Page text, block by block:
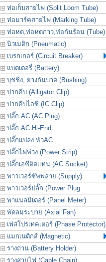
ท่อเก็บสายไฟ (Split Loom Tube)
ท่อมาร์คสายไฟ (Marking Tube)
ท่อหด,ท่อหดกาว,ท่อกันร้อน (Tube)
นิวเมติก (Pneumatic)
เบรกเกอร์ (Circuit Breaker)
แบตเตอรี่ (Battery)
บุชชิ่ง, ยางกันบาด (Bushing)
ปากคีบ (Alligator Clip)
ปากคีบไอซี (IC Clip)
ปลั๊ก AC (AC Plug)
ปลั๊ก AC Hi-End
ปลั๊กแปลง หัวAC
ปลั๊กไฟพ่วง (Power Strip)
ปลั๊กเอซีติดแท่น (AC Socket)
พาวเวอร์ซัพพลาย (Supply)
พาวเวอร์ปลั๊ก (Power Plug
พาแนลมิเตอร์ (Panel Meter)
พัดลมระบาย (Axial Fan)
เฟสโปรเทคเตอร์ (Phase Protector)
แมกเนติกส์ (Magnetic)
รางถ่าน (Battery Holder)
รางสายไฟ (Cable Chain)